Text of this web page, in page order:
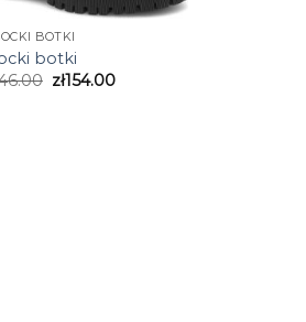
BOTKI
botki
zł154.00